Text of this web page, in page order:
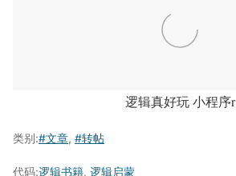
逻辑真好玩 小程序r
类别:#文章, #转帖
代码:逻辑书籍, 逻辑启蒙